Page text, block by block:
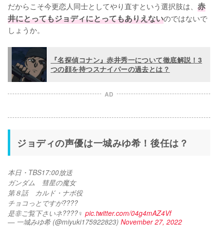
だからこそ今更恋人同士としてやり直すという選択肢は、 赤
井にとってもジョディにとってもありえないのではないで
しょうか。
『名探偵コナン』赤井秀一について徹底解説！3
つの顔を持つスナイパーの過去とは？
AD
ジョディの声優は一城みゆ希！後任は？
本日・TBS17:00放送
ガンダム　彗星の魔女
第８話　カルド・ナボ役
チョコっとですが????
是非ご覧下さいネ????‍♀️ pic.twitter.com/04g4mAZ4Vf
— 一城みゆ希 (@miyuki175922823) November 27, 2022